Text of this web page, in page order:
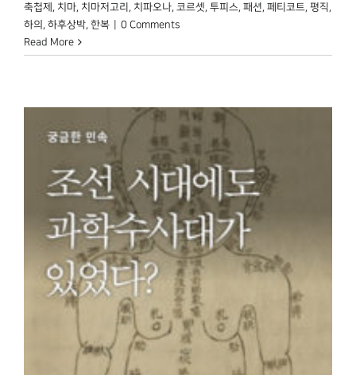
축첩제 , 치마, 치마저고리 , 치파오나, 코르셋, 투피스, 패션, 페티코트, 평직,
하의 , 하후상박, 한복
0 Comments
Read More